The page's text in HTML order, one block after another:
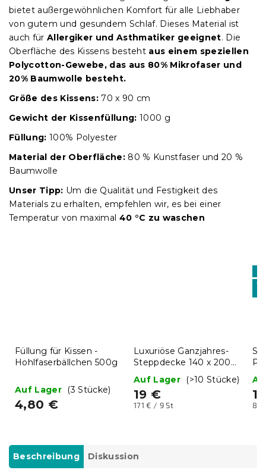
bietet außergewöhnlichen Komfort für alle Liebhaber
von gutem und gesundem Schlaf. Dieses Material ist
auch für Allergiker und Asthmatiker geeignet. Die
Oberfläche des Kissens besteht aus einem speziellen
Polycotton-Gewebe, das aus 80% Mikrofaser und
20% Baumwolle besteht.
Größe des Kissens: 70 x 90 cm
Gewicht der Kissenfüllung: 1000 g
Füllung: 100% Polyester
Material der Oberfläche: 80 % Kunstfaser und 20 %
Baumwolle
Unser Tipp: Um die Qualität und Festigkeit des
Materials zu erhalten, empfehlen wir, es bei einer
Temperatur von maximal 40 °C zu waschen
Füllung für Kissen -
Hohlfaserbällchen 500g
Auf Lager (3 Stücke)
4,80 €
Luxuriöse Ganzjahres-
Steppdecke 140 x 200
Auf Lager (>10 Stücke)
19 €
Verkaufspreis:
171 € / 9 St
Beschreibung Diskussion